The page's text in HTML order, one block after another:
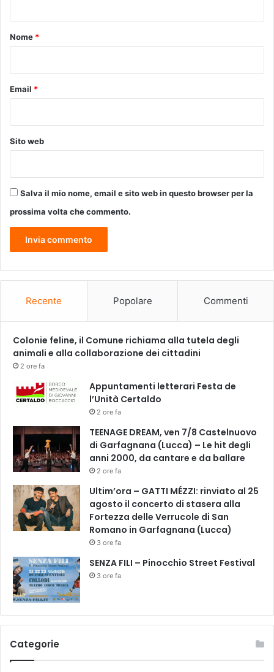
g
n
r
u
o
d
a
m
p
n
e
o
c
o
g
o
g
o
o
Nome *
Email *
Sito web
Salva il mio nome, email e sito web in questo browser per la
prossima volta che commento.
Recente Popolare Commenti
Colonie feline, il Comune richiama alla tutela degli
animali e alla collaborazione dei cittadini
2 ore fa
Appuntamenti letterari Festa de
l’Unità Certaldo
2 ore fa
TEENAGE DREAM, ven 7/8 Castelnuovo
di Garfagnana (Lucca) – Le hit degli
anni 2000, da cantare e da ballare
2 ore fa
Ultim’ora – GATTI MÉZZI: rinviato al 25
agosto il concerto di stasera alla
Fortezza delle Verrucole di San
Romano in Garfagnana (Lucca)
3 ore fa
SENZA FILI – Pinocchio Street Festival
3 ore fa
Categorie